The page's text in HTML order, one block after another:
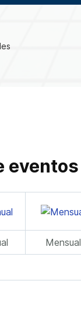
eventos
Mensual